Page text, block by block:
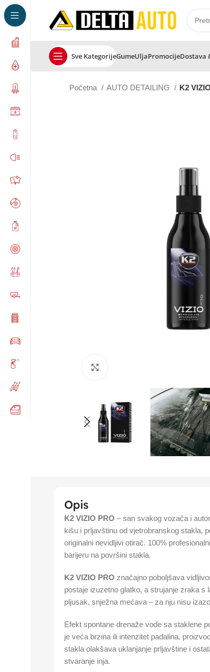
Sve KategorijeGumeUljaPromocijeDostava
Početna AUTO DETAILING K2
Opis
K2 VIZIO PRO – san svakog vozača i
kišu i prljavštinu od vjetrobranskog stakla,
originalni nevidljivi otirač. 100%
barijeru na površini stakla.
K2 VIZIO PRO značajno poboljšava
postaje izuzetno glatko, a strujanje zraka s
pljusak, snježna mećava – za nju nisu
Efekt spontane drenaže vode sa staklene
je veća brzina ili intenzitet padalina,
stakla olakšava uklanjanje prljavštine i
stvaranje inja.